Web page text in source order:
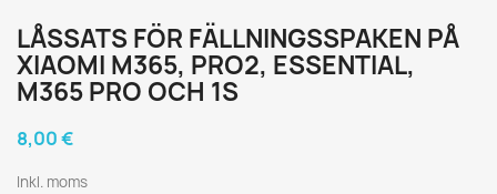
LÅSSATS FÖR FÄLLNINGSSPAKEN PÅ
XIAOMI M365, PRO2, ESSENTIAL,
M365 PRO OCH 1S
8,00 €
Inkl. moms